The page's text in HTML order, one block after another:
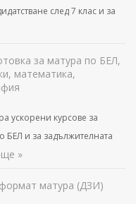
след 7 клас и за
за матура по БЕЛ,
математика,
ускорени курсове за
БЕЛ и за задължителната
»
матура (ДЗИ)